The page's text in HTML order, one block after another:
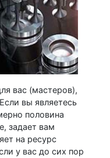
вас (мастеров),
вы являетесь
половина
задает вам
на ресурс
у вас до сих пор